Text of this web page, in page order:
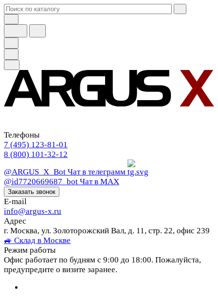
Телефоны
7 (495) 123-81-01
8 (800) 101-32-12
@ARGUS_X_Bot Чат в телеграмм
@id7720669687_bot Чат в МАХ
Заказать звонок
E-mail
info@argus-x.ru
Адрес
г. Москва, ул. Золоторожский Вал, д. 11, стр. 22, офис 239
🚙 Склад в Москве
Режим работы
Офис работает по будням с 9:00 до 18:00. Пожалуйста,
предупредите о визите заранее.